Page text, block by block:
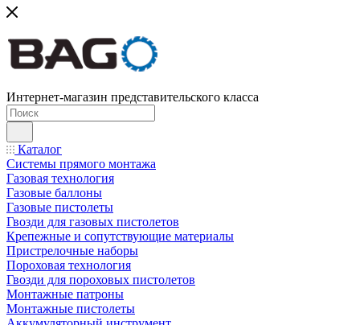
Интернет-магазин представительского класса
Каталог
Системы прямого монтажа
Газовая технология
Газовые баллоны
Газовые пистолеты
Гвозди для газовых пистолетов
Крепежные и сопутствующие материалы
Пристрелочные наборы
Пороховая технология
Гвозди для пороховых пистолетов
Монтажные патроны
Монтажные пистолеты